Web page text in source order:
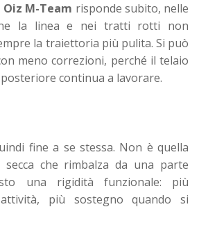
Oiz M-Team risponde subito, nelle
la linea e nei tratti rotti non
la traiettoria più pulita. Si può
meno correzioni, perché il telaio
continua a lavorare.
fine a se stessa. Non è quella
secca che rimbalza da una parte
una rigidità funzionale: più
più sostegno quando si